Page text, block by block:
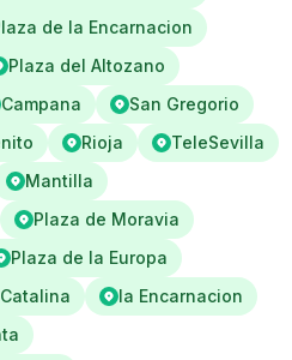
de la Encarnacion
Plaza del Altozano
Campana
San Gregorio
Rioja
TeleSevilla
Mantilla
Plaza de Moravia
Plaza de la Europa
la Encarnacion